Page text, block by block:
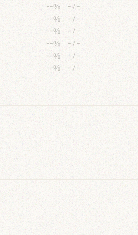
--% -/ -
--% - / -
--% - / -
--% - / -
--% - / -
--% - / -